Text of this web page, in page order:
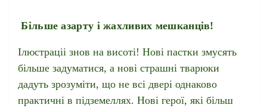
Більше азарту і жахливих мешканців!
Ілюстраціі знов на висоті! Нові пастки змусять
більше задуматися, а нові страшні тварюки
дадуть зрозуміти, що не всі двері однаково
практичні в підземеллях. Нові герої, які більш